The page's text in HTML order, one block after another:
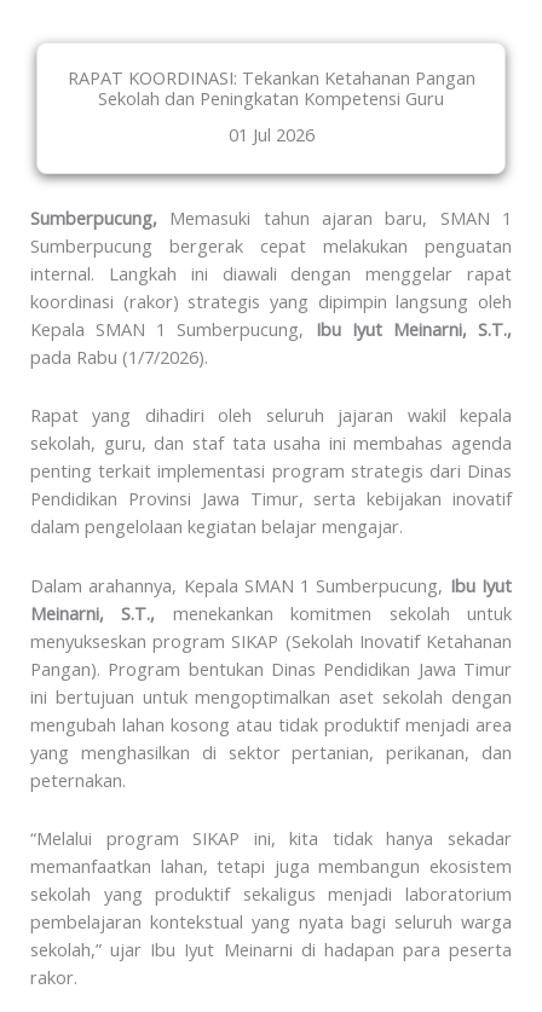
RAPAT KOORDINASI: Tekankan Ketahanan Pangan
Sekolah dan Peningkatan Kompetensi Guru
01 Jul 2026
Sumberpucung, Memasuki tahun ajaran baru, SMAN 1
Sumberpucung bergerak cepat melakukan penguatan
internal. Langkah ini diawali dengan menggelar rapat
koordinasi (rakor) strategis yang dipimpin langsung oleh
Kepala SMAN 1 Sumberpucung, Ibu Iyut Meinarni, S.T.,
pada Rabu (1/7/2026).
Rapat yang dihadiri oleh seluruh jajaran wakil kepala
sekolah, guru, dan staf tata usaha ini membahas agenda
penting terkait implementasi program strategis dari Dinas
Pendidikan Provinsi Jawa Timur, serta kebijakan inovatif
dalam pengelolaan kegiatan belajar mengajar.
Dalam arahannya, Kepala SMAN 1 Sumberpucung, Ibu Iyut
Meinarni, S.T., menekankan komitmen sekolah untuk
menyukseskan program SIKAP (Sekolah Inovatif Ketahanan
Pangan). Program bentukan Dinas Pendidikan Jawa Timur
ini bertujuan untuk mengoptimalkan aset sekolah dengan
mengubah lahan kosong atau tidak produktif menjadi area
yang menghasilkan di sektor pertanian, perikanan, dan
peternakan.
“Melalui program SIKAP ini, kita tidak hanya sekadar
memanfaatkan lahan, tetapi juga membangun ekosistem
sekolah yang produktif sekaligus menjadi laboratorium
pembelajaran kontekstual yang nyata bagi seluruh warga
sekolah,” ujar Ibu Iyut Meinarni di hadapan para peserta
rakor.